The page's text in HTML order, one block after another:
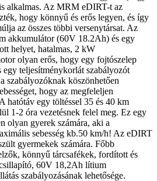
alkalmas. Az MRM eDIRT-t az
hogy könnyű és erős legyen, és így
az összes többi versenytársat. Az
akkumulátor (60V 18.2Ah) és egy
helyet, hatalmas, 2 kW
olyan erős, hogy egy fojtószelep
egy teljesítménykorlát szabályozót
szabályozóknak köszönhetően
hogy az megfeleljen
hatótáv egy töltéssel 35 és 40 km
1-2 óra vezetésnek felel meg. Ez egy
olyan gyerek számára, aki a
sebesség kb.50 km/h! Az eDIRT
gyermekek számára. Főbb
könnyű tárcsafékek, fordított és
60V 18,2Ah lítium
szabályozásának lehetősége.